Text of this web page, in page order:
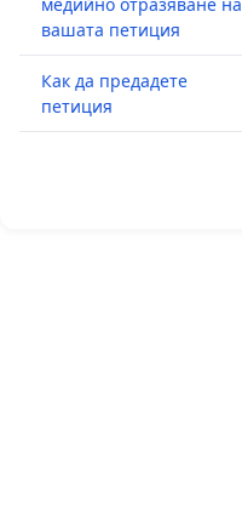
медийно отразяване на
вашата петиция
Как да предадете
петиция